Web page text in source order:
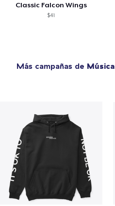
Classic Falcon Wings
$41
Más campañas de Música